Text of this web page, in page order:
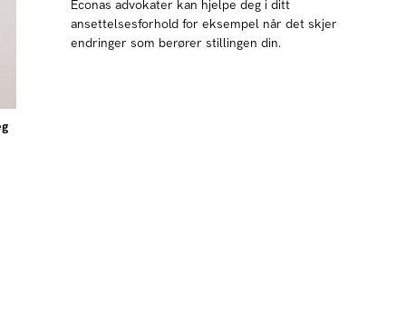
Econas advokater kan hjelpe deg i ditt
ansettelsesforhold for eksempel når det skjer
endringer som berører stillingen din.